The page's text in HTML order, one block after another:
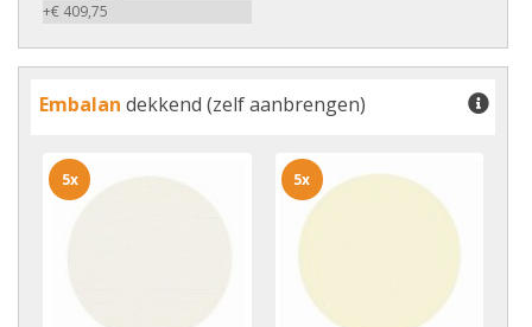
+€ 409,75
Embalan dekkend (zelf aanbrengen)
5x 5x